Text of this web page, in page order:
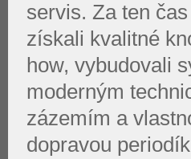
servis. Za ten
získali kvalitné
how, vybudovali
moderným
zázemím a
dopravou